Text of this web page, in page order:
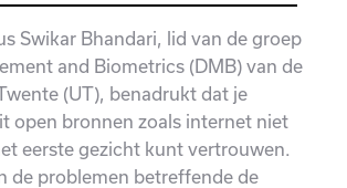
Swikar Bhandari, lid van de groep
and Biometrics (DMB) van de
(UT), benadrukt dat je
open bronnen zoals internet niet
eerste gezicht kunt vertrouwen.
de problemen betreffende de